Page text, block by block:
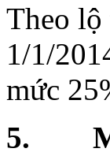
Theo lộ
1/1/
mức
5.